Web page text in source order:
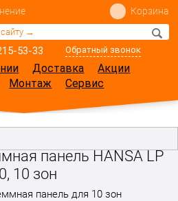
53-33 Обратный звонок
Корзина
Доставка
Акции
Монтаж Сервис
панель HANSA LP
10 зон
панель для 10 зон